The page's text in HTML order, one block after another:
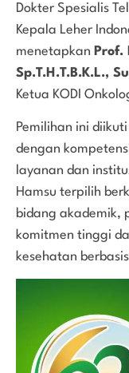
Dokter Spesialis
Kepala Leher
menetapkan Prof.
Sp.T.H.T.B.K.L.,
Ketua KODI
Pemilihan ini
dengan
layanan dan
Hamsu terpilih
bidang akademik,
komitmen tinggi
kesehatan